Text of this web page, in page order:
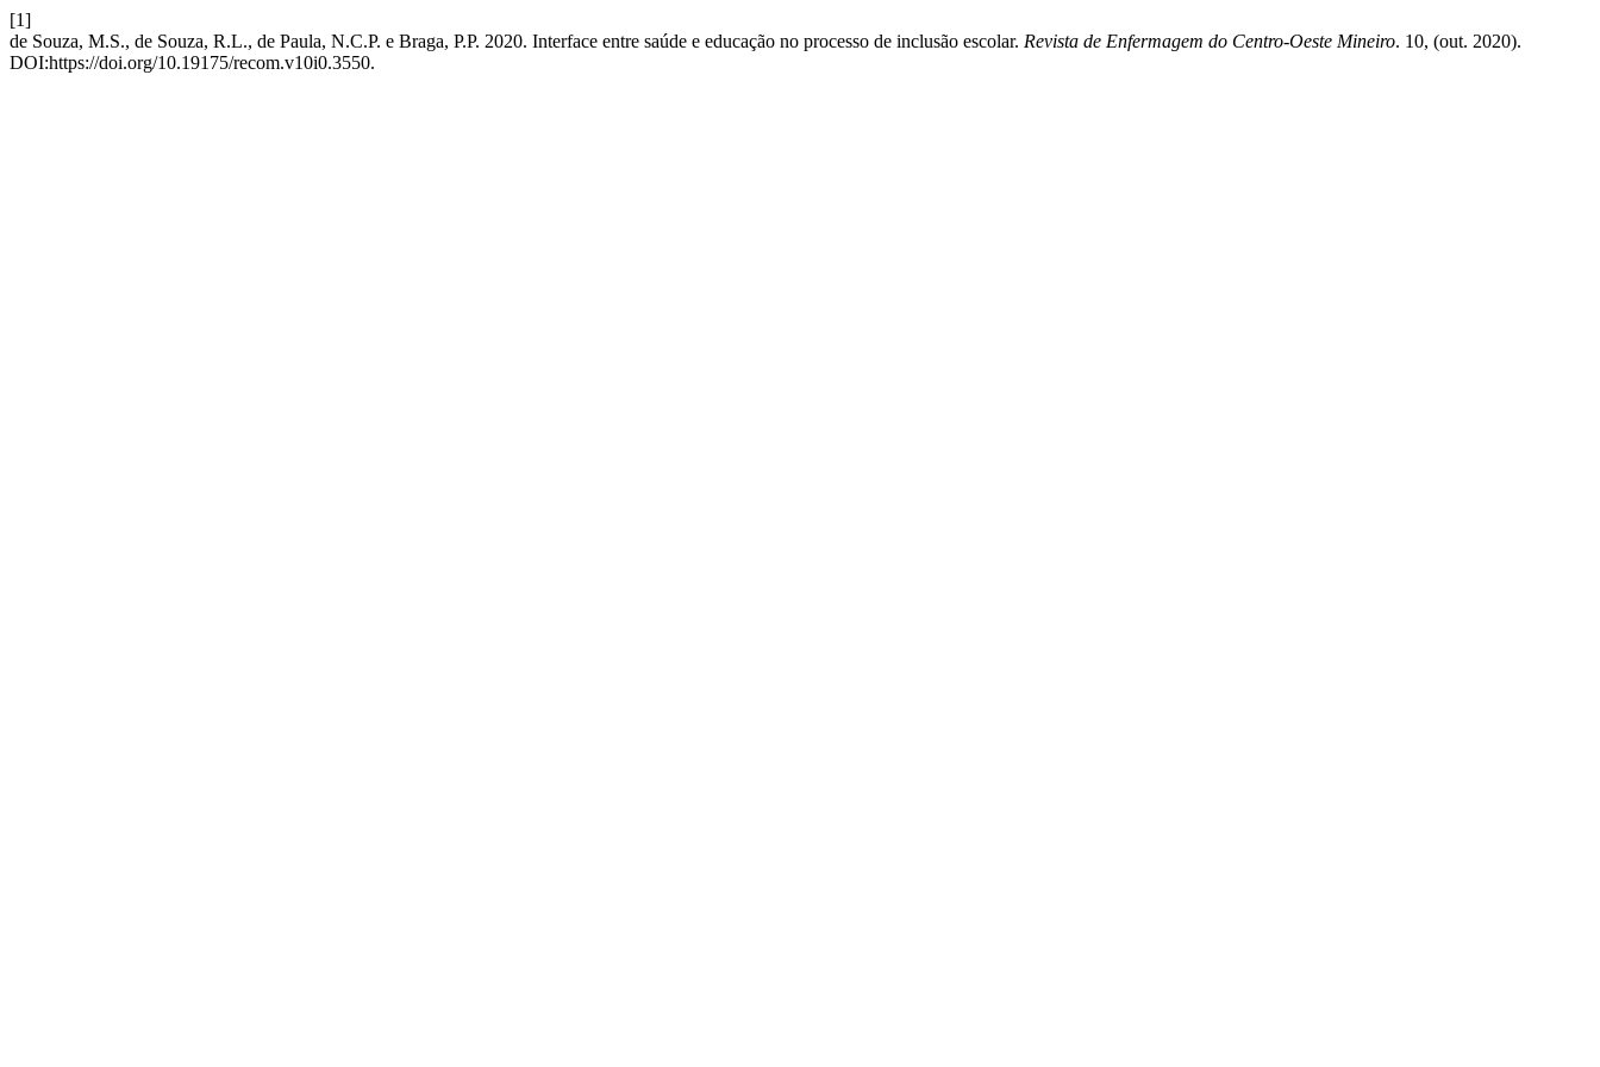
[1]
de Souza, M.S., de Souza, R.L., de Paula, N.C.P. e Braga, P.P. 2020. Interface entre saúde e educação no processo de inclusão escolar. Revista de Enfermagem do Centro-Oeste Mineiro. 10, (out. 2020).
DOI:https://doi.org/10.19175/recom.v10i0.3550.